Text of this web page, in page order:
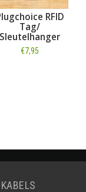
RFID
Tag/
€7,95